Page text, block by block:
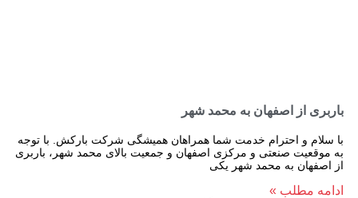
باربری از اصفهان به محمد شهر
با سلام و احترام خدمت شما همراهان همیشگی شرکت بارکش. با توجه
به موقعیت صنعتی و مرکزی اصفهان و جمعیت بالای محمد شهر، باربری
از اصفهان به محمد شهر یکی
ادامه مطلب »